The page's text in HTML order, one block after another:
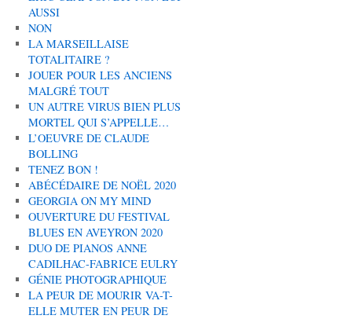
AUSSI
NON
LA MARSEILLAISE
TOTALITAIRE ?
JOUER POUR LES ANCIENS
MALGRÉ TOUT
UN AUTRE VIRUS BIEN PLUS
MORTEL QUI S’APPELLE…
L’OEUVRE DE CLAUDE
BOLLING
TENEZ BON !
ABÉCÉDAIRE DE NOËL 2020
GEORGIA ON MY MIND
OUVERTURE DU FESTIVAL
BLUES EN AVEYRON 2020
DUO DE PIANOS ANNE
CADILHAC-FABRICE EULRY
GÉNIE PHOTOGRAPHIQUE
LA PEUR DE MOURIR VA-T-
ELLE MUTER EN PEUR DE